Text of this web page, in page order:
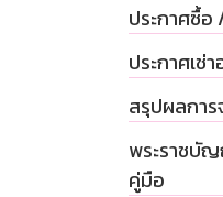
ประกาศซื้
ประกาศเช่
สรุปผลกา
พระราชบั
คู่มือ